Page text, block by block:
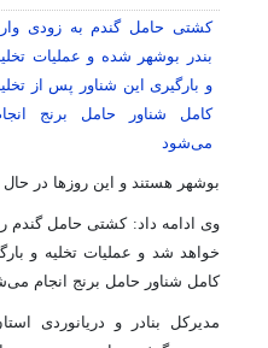
کشتی حامل گندم به زودی
بندر بوشهر شده و عملیات
و بارگیری این شناور پس از
کامل شناور حامل برنج
می‌شود
بوشهر هستند و این روزها در
وی ادامه داد: کشتی حامل گندم
خواهد شد و عملیات تخلیه و
کامل شناور حامل برنج انجام
مدیرکل بنادر و دریانوردی